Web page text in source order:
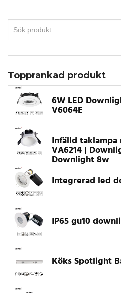
Topprankad produkt
6W LED
V6064E
Infälld
VA6214 |
Downlight 8w
Integrerad led
IP65 gu10
Köks Spotlight